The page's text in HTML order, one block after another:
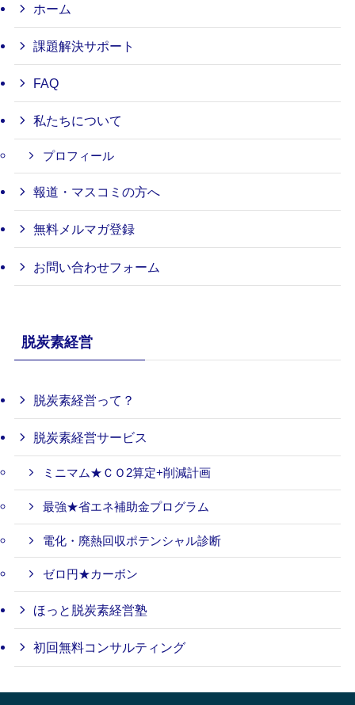
ホーム
課題解決サポート
FAQ
私たちについて
プロフィール
報道・マスコミの方へ
無料メルマガ登録
お問い合わせフォーム
脱炭素経営
脱炭素経営って？
脱炭素経営サービス
ミニマム★ＣＯ2算定+削減計画
最強★省エネ補助金プログラム
電化・廃熱回収ポテンシャル診断
ゼロ円★カーボン
ほっと脱炭素経営塾
初回無料コンサルティング